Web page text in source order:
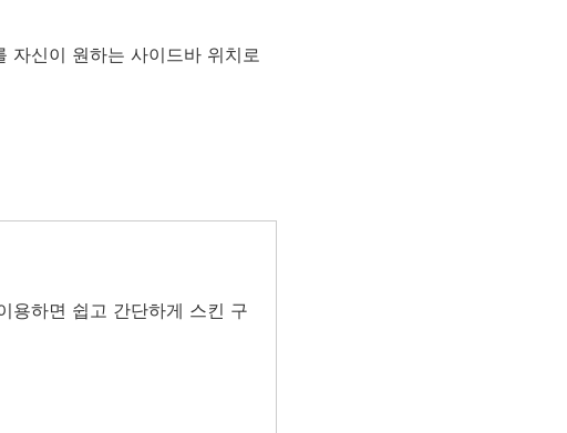
자신이 원하는 사이드바 위치로
용하면 쉽고 간단하게 스킨 구